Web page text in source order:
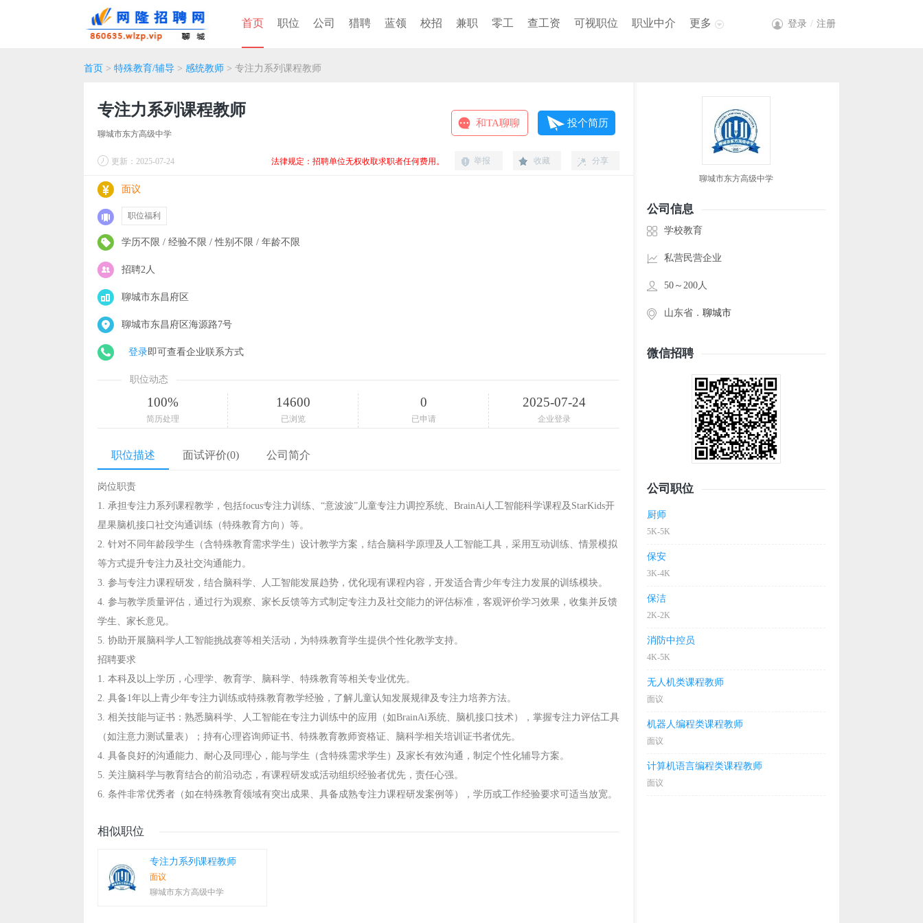
首页 职位 公司 猎聘 蓝领 校招 兼职 零工 查工资 可视职位 职业中介 更多 登录 / 注册
首页 > 特殊教育/辅导 > 感统教师 > 专注力系列课程教师
专注力系列课程教师
聊城市东方高级中学
和TA聊聊 投个简历
更新：2025-07-24 分享
收藏
举报
法律规定：招聘单位无权收取求职者任何费用。
面议
职位福利
学历不限 / 经验不限 / 性别不限 / 年龄不限
招聘2人
聊城市东昌府区
聊城市东昌府区海源路7号
登录即可查看企业联系方式
职位动态
100%
简历处理
14600
已浏览
0
已申请
2025-07-24
企业登录
职位描述 面试评价(0) 公司简介
岗位职责
1. 承担专注力系列课程教学，包括focus专注力训练、“意波波”儿童专注力调控系统、BrainAi人工智能科学课程及StarKids开
星果脑机接口社交沟通训练（特殊教育方向）等。
2. 针对不同年龄段学生（含特殊教育需求学生）设计教学方案，结合脑科学原理及人工智能工具，采用互动训练、情景模拟
等方式提升专注力及社交沟通能力。
3. 参与专注力课程研发，结合脑科学、人工智能发展趋势，优化现有课程内容，开发适合青少年专注力发展的训练模块。
4. 参与教学质量评估，通过行为观察、家长反馈等方式制定专注力及社交能力的评估标准，客观评价学习效果，收集并反馈
学生、家长意见。
5. 协助开展脑科学人工智能挑战赛等相关活动，为特殊教育学生提供个性化教学支持。
招聘要求
1. 本科及以上学历，心理学、教育学、脑科学、特殊教育等相关专业优先。
2. 具备1年以上青少年专注力训练或特殊教育教学经验，了解儿童认知发展规律及专注力培养方法。
3. 相关技能与证书：熟悉脑科学、人工智能在专注力训练中的应用（如BrainAi系统、脑机接口技术），掌握专注力评估工具
（如注意力测试量表）；持有心理咨询师证书、特殊教育教师资格证、脑科学相关培训证书者优先。
4. 具备良好的沟通能力、耐心及同理心，能与学生（含特殊需求学生）及家长有效沟通，制定个性化辅导方案。
5. 关注脑科学与教育结合的前沿动态，有课程研发或活动组织经验者优先，责任心强。
6. 条件非常优秀者（如在特殊教育领域有突出成果、具备成熟专注力课程研发案例等），学历或工作经验要求可适当放宽。
相似职位
专注力系列课程教师
面议
聊城市东方高级中学
聊城市东方高级中学
公司信息
学校教育
私营民营企业
50～200人
山东省． 聊城市
微信招聘
公司职位
厨师
5K-5K
保安
3K-4K
保洁
2K-2K
消防中控员
4K-5K
无人机类课程教师
面议
机器人编程类课程教师
面议
计算机语言编程类课程教师
面议